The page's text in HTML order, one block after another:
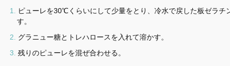
ピューレを30℃くらいにして少量をとり、冷水で戻した板ゼラ
す。
グラニュー糖とトレハロースを入れて溶かす。
残りのピューレを混ぜ合わせる。